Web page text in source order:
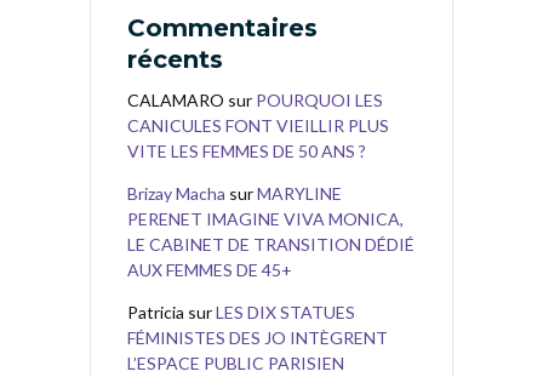
Commentaires
récents
CALAMARO sur POURQUOI LES
CANICULES FONT VIEILLIR PLUS
VITE LES FEMMES DE 50 ANS ?
Brizay Macha surMARYLINE
PERENET IMAGINE VIVA MONICA,
LE CABINET DE TRANSITION DÉDIÉ
AUX FEMMES DE 45+
Patricia surLES DIX STATUES
FÉMINISTES DES JO INTÈGRENT
L’ESPACE PUBLIC PARISIEN